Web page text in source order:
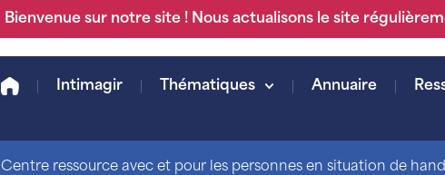
Bienvenue sur notre site ! Nous actualisons le site
Intimagir Thématiques Annuaire
Centre ressource avec et pour les personnes en situation de